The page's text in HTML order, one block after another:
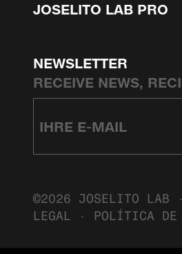
JOSELITO LAB PRO
NEWSLETTER
RECEIVE NEWS,
©2026 JOSELITO LAB
LEGAL · POLÍTICA DE